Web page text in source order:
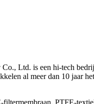
Ltd. is een hi-tech
al meer dan 10 jaar
PTFE-